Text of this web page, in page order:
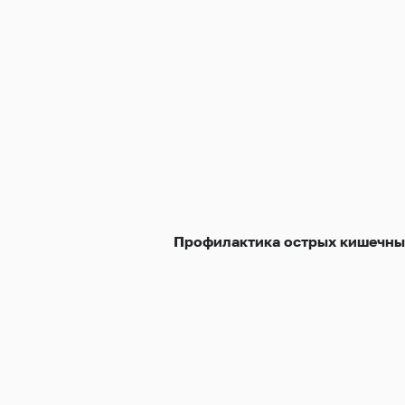
Профилактика острых